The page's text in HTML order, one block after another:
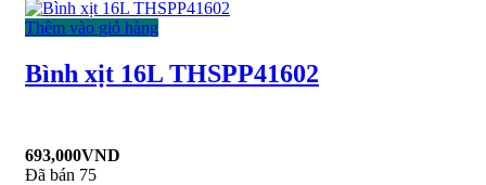
Thêm vào giỏ hàng
Bình xịt 16L THSPP41602
693,000VND
Đã bán 75